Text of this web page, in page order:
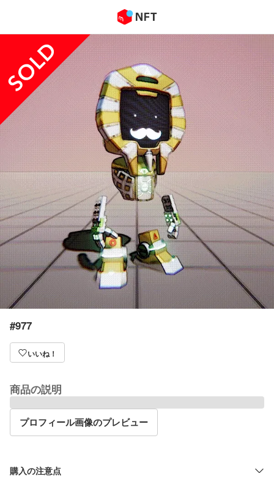
#977
いいね！
商品の説明
プロフィール画像のプレビュー
購入の注意点